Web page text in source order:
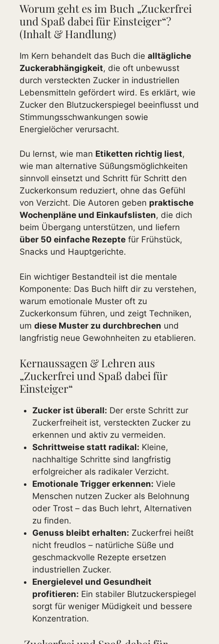
Worum geht es im Buch „Zuckerfrei
und Spaß dabei für Einsteiger“?
(Inhalt & Handlung)
Im Kern behandelt das Buch die alltägliche
Zuckerabhängigkeit, die oft unbewusst
durch versteckten Zucker in industriellen
Lebensmitteln gefördert wird. Es erklärt, wie
Zucker den Blutzuckerspiegel beeinflusst und
Stimmungsschwankungen sowie
Energielöcher verursacht.
Du lernst, wie man Etiketten richtig liest,
wie man alternative Süßungsmöglichkeiten
sinnvoll einsetzt und Schritt für Schritt den
Zuckerkonsum reduziert, ohne das Gefühl
von Verzicht. Die Autoren geben praktische
Wochenpläne und Einkaufslisten, die dich
beim Übergang unterstützen, und liefern
über 50 einfache Rezepte für Frühstück,
Snacks und Hauptgerichte.
Ein wichtiger Bestandteil ist die mentale
Komponente: Das Buch hilft dir zu verstehen,
warum emotionale Muster oft zu
Zuckerkonsum führen, und zeigt Techniken,
um diese Muster zu durchbrechen und
langfristig neue Gewohnheiten zu etablieren.
Kernaussagen & Lehren aus
„Zuckerfrei und Spaß dabei für
Einsteiger“
Zucker ist überall: Der erste Schritt zur
Zuckerfreiheit ist, versteckten Zucker zu
erkennen und aktiv zu vermeiden.
Schrittweise statt radikal: Kleine,
nachhaltige Schritte sind langfristig
erfolgreicher als radikaler Verzicht.
Emotionale Trigger erkennen: Viele
Menschen nutzen Zucker als Belohnung
oder Trost – das Buch lehrt, Alternativen
zu finden.
Genuss bleibt erhalten: Zuckerfrei heißt
nicht freudlos – natürliche Süße und
geschmackvolle Rezepte ersetzen
industriellen Zucker.
Energielevel und Gesundheit
profitieren: Ein stabiler Blutzuckerspiegel
sorgt für weniger Müdigkeit und bessere
Konzentration.